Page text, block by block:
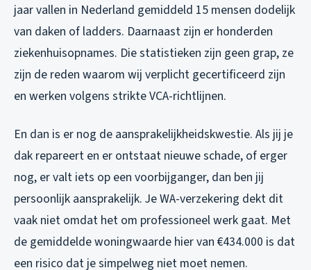
jaar vallen in Nederland gemiddeld 15 mensen dodelijk
van daken of ladders. Daarnaast zijn er honderden
ziekenhuisopnames. Die statistieken zijn geen grap, ze
zijn de reden waarom wij verplicht gecertificeerd zijn
en werken volgens strikte VCA-richtlijnen.
En dan is er nog de aansprakelijkheidskwestie. Als jij je
dak repareert en er ontstaat nieuwe schade, of erger
nog, er valt iets op een voorbijganger, dan ben jij
persoonlijk aansprakelijk. Je WA-verzekering dekt dit
vaak niet omdat het om professioneel werk gaat. Met
de gemiddelde woningwaarde hier van €434.000 is dat
een risico dat je simpelweg niet moet nemen.